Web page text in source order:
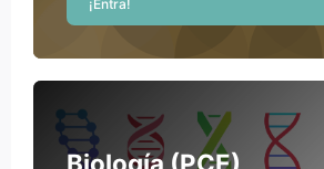
¡Entra!
Course image Biología (PCE)
Course image
Course name